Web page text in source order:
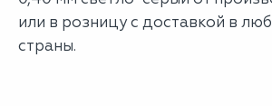
или в розницу с доставкой в
страны.